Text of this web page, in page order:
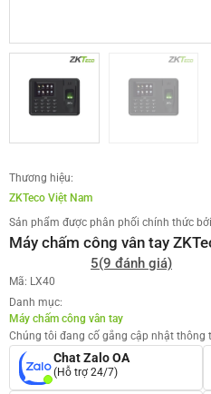
Thương hiệu:
ZKTeco Việt Nam
Sản phẩm được phân phối chính thức bởi
Máy chấm công vân tay
5(9 đánh giá)
Mã: LX40
Danh mục:
Máy chấm công vân tay
Chúng tôi đang cố gắng cập nhật thông
Chat Zalo OA
(Hỗ trợ 24/7)